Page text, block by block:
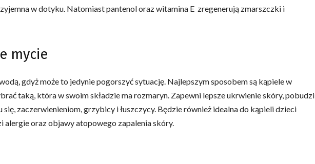
w dotyku. Natomiast pantenol oraz witamina E zregenerują zmarszczki i
mycie
gdyż może to jedynie pogorszyć sytuację. Najlepszym sposobem są kąpiele w
taką, która w swoim składzie ma rozmaryn. Zapewni lepsze ukrwienie skóry, pobudzi
zaczerwienieniom, grzybicy i łuszczycy. Będzie również idealna do kąpieli dzieci
alergie oraz objawy atopowego zapalenia skóry.